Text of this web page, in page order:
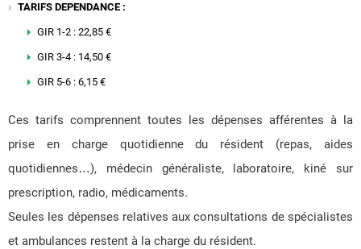
TARIFS DEPENDANCE :
GIR 1-2 : 22,85 €
GIR 3-4 : 14,50 €
GIR 5-6 : 6,15 €
Ces tarifs comprennent toutes les dépenses afférentes à la
prise en charge quotidienne du résident (repas, aides
quotidiennes…), médecin généraliste, laboratoire, kiné sur
prescription, radio, médicaments.
Seules les dépenses relatives aux consultations de spécialistes
et ambulances restent à la charge du résident.